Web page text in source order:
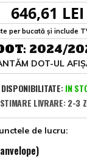
646,61 LEI
per bucată și include
2024/
DOT-UL
DISPONIBILITATE: IN
LIVRARE: 2-3
de lucru: